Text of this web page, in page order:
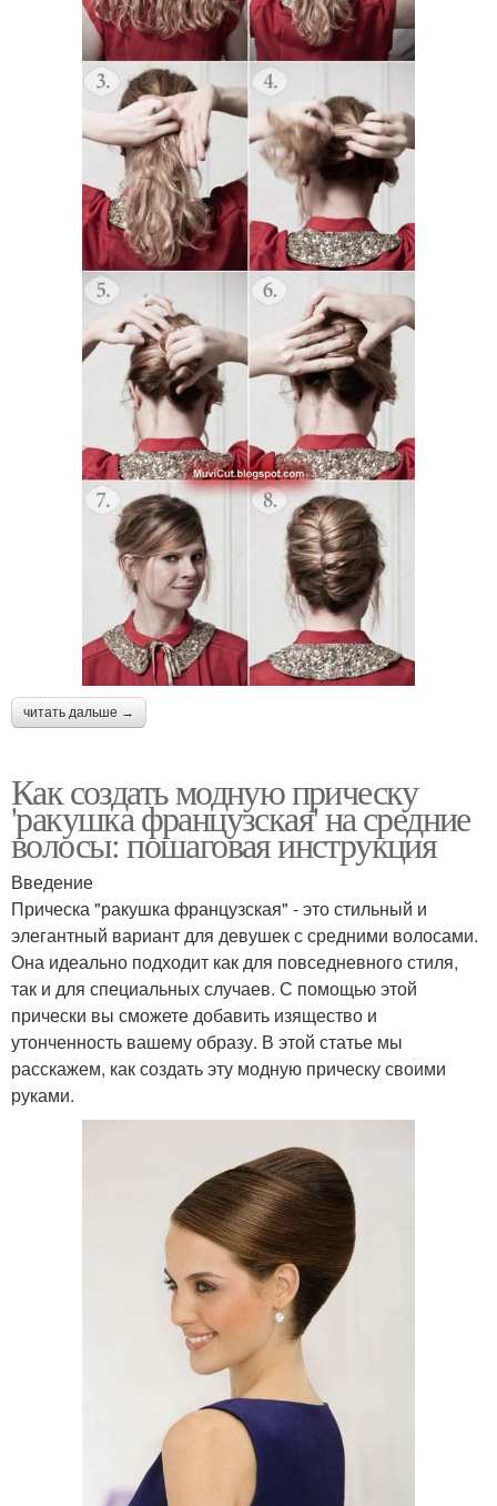
читать дальше →
Как создать модную прическу
'ракушка французская' на средние
волосы: пошаговая инструкция
Введение
Прическа "ракушка французская" - это стильный и
элегантный вариант для девушек с средними волосами.
Она идеально подходит как для повседневного стиля,
так и для специальных случаев. С помощью этой
прически вы сможете добавить изящество и
утонченность вашему образу. В этой статье мы
расскажем, как создать эту модную прическу своими
руками.